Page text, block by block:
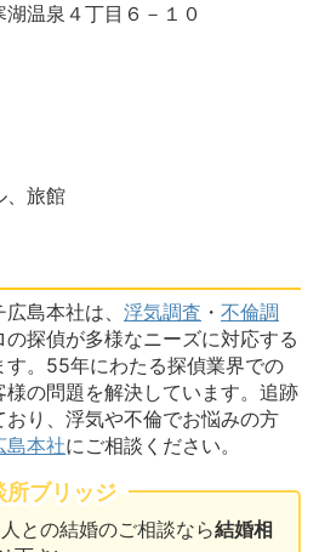
温泉４丁目６－１０
、旅館
島本社は、 浮気調査 ・ 不倫調
の探偵が多様なニーズに対応する
。55年にわたる探偵業界での
の問題を解決しています。追跡
り、浮気や不倫でお悩みの方
島本社にご相談ください。
所ブリッジ
との結婚のご相談なら結婚相